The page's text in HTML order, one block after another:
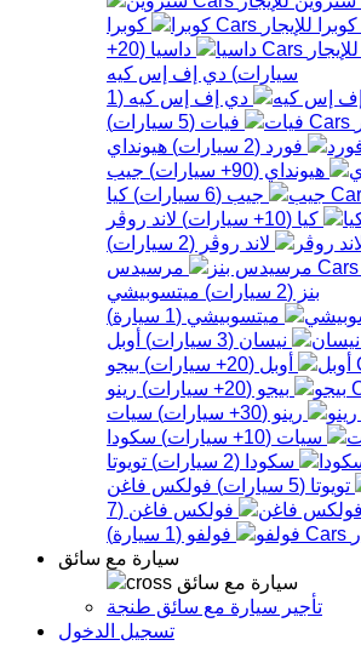
كوبرا
كوبرا
داسيا (
20+
سيارات) دي إف إس كيه
دي إف إس كيه (
1
فيات (
5 سيارات)
فورد (
2 سيارات) هيونداي
هيونداي (
90+ سيارات) جيب
جيب (
6 سيارات) كيا
كيا (
10+ سيارات) لاند روڤر
لاند روڤر (
2 سيارات)
مرسيدس
بنز (
2 سيارات) ميتسوبيشي
ميتسوبيشي (
1 سيارة)
نيسان (
3 سيارات) أوبل
أوبل (
20+ سيارات) بيجو
بيجو (
20+ سيارات) رينو
رينو (
30+ سيارات) سيات
سيات (
10+ سيارات) سكودا
سكودا (
2 سيارات) تويوتا
تويوتا (
5 سيارات) فولكس فاغن
فولكس فاغن (
7
فولفو (
1 سيارة)
سيارة مع سائق
سيارة مع سائق
تأجير سيارة مع سائق طنجة
تسجيل الدخول